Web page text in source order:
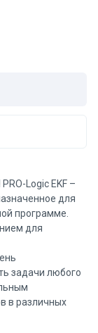
Logic EKF –
для
программе.
для
задачи любого
в различных